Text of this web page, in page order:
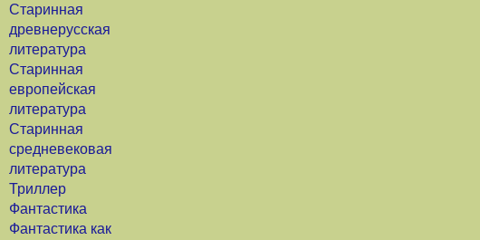
Старинная
древнерусская
литература
Старинная
европейская
литература
Старинная
средневековая
литература
Триллер
Фантастика
Фантастика как